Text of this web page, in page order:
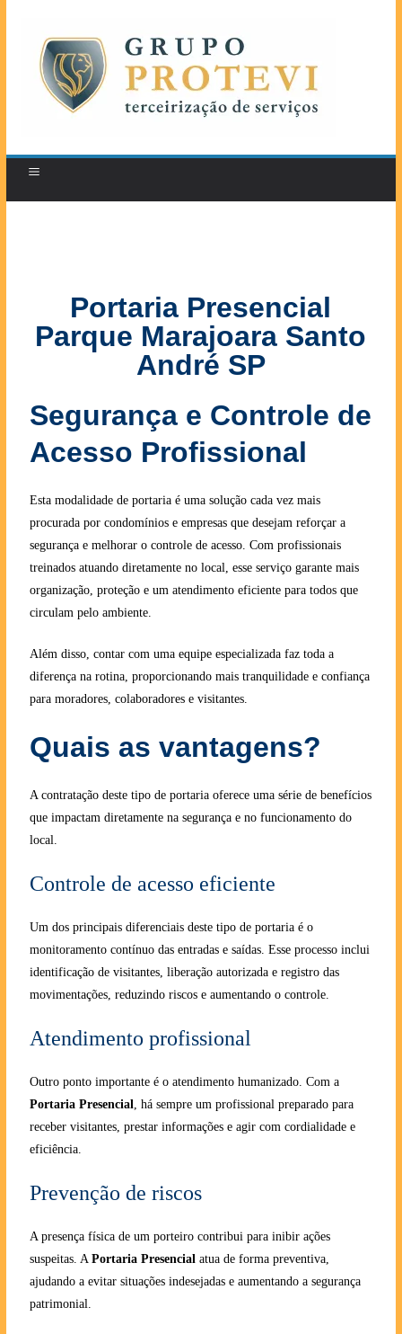
Portaria Presencial
Parque Marajoara Santo
André SP
Segurança e Controle de
Acesso Profissional
Esta modalidade de portaria é uma solução cada vez mais
procurada por condomínios e empresas que desejam reforçar a
segurança e melhorar o controle de acesso. Com profissionais
treinados atuando diretamente no local, esse serviço garante mais
organização, proteção e um atendimento eficiente para todos que
circulam pelo ambiente.
Além disso, contar com uma equipe especializada faz toda a
diferença na rotina, proporcionando mais tranquilidade e confiança
para moradores, colaboradores e visitantes.
Quais as vantagens?
A contratação deste tipo de portaria oferece uma série de benefícios
que impactam diretamente na segurança e no funcionamento do
local.
Controle de acesso eficiente
Um dos principais diferenciais deste tipo de portaria é o
monitoramento contínuo das entradas e saídas. Esse processo inclui
identificação de visitantes, liberação autorizada e registro das
movimentações, reduzindo riscos e aumentando o controle.
Atendimento profissional
Outro ponto importante é o atendimento humanizado. Com a
Portaria Presencial, há sempre um profissional preparado para
receber visitantes, prestar informações e agir com cordialidade e
eficiência.
Prevenção de riscos
A presença física de um porteiro contribui para inibir ações
suspeitas. A Portaria Presencialatua de forma preventiva,
ajudando a evitar situações indesejadas e aumentando a segurança
patrimonial.